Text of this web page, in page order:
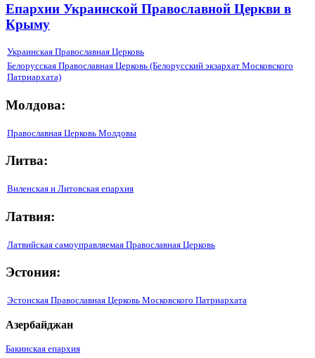
Епархии Украинской Православной Церкви в
Крыму
Украинская Православная Церковь
Белорусская Православная Церковь (Белорусский экзархат Московского
Патриархата)
Молдова:
Православная Церковь Молдовы
Литва:
Виленская и Литовская епархия
Латвия:
Латвийская самоуправляемая Православная Церковь
Эстония:
Эстонская Православная Церковь Московского Патриархата
Азербайджан
Бакинская епархия